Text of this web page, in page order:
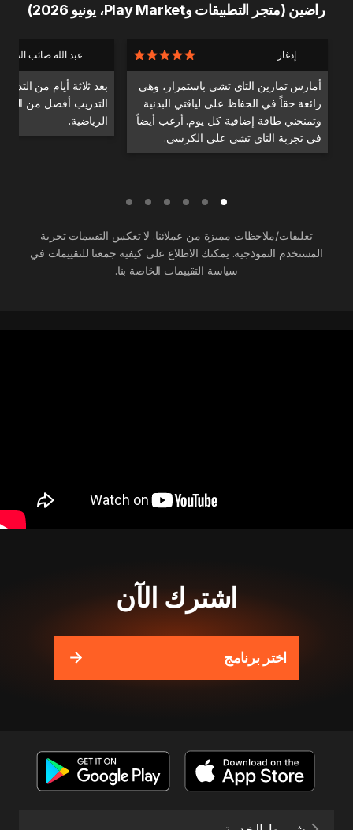
راضين (متجر التطبيقات وPlay Market، يونيو 2026)
إدغار
أمارس تمارين التاي تشي باستمرار، وهي
رائعة حقاً في الحفاظ على لياقتي البدنية
وتمنحني طاقة إضافية كل يوم. أرغب أيضاً
في تجربة التاي تشي على الكرسي.
عبد الله صائب
بعد ثلاثة أيام من
التدريب أفضل من
الرياضية.
تعليقات/ملاحظات مميزة من عملائنا. لا تعكس التقييمات تجربة
المستخدم النموذجية. يمكنك الاطلاع على كيفية جمعنا للتقييمات في
سياسة التقييمات الخاصة بنا.
اشترك الآن
اختر برنامج